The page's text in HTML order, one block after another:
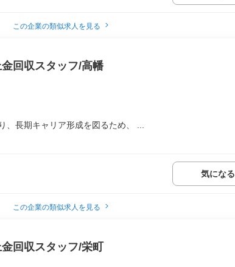
この企業の類似求人を見る
金回収スタッフ/高幡
長期キャリア形成を図るため、 ...
気になる
この企業の類似求人を見る
回収スタッフ/栄町